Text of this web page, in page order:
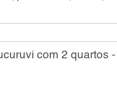
com 2 quartos -